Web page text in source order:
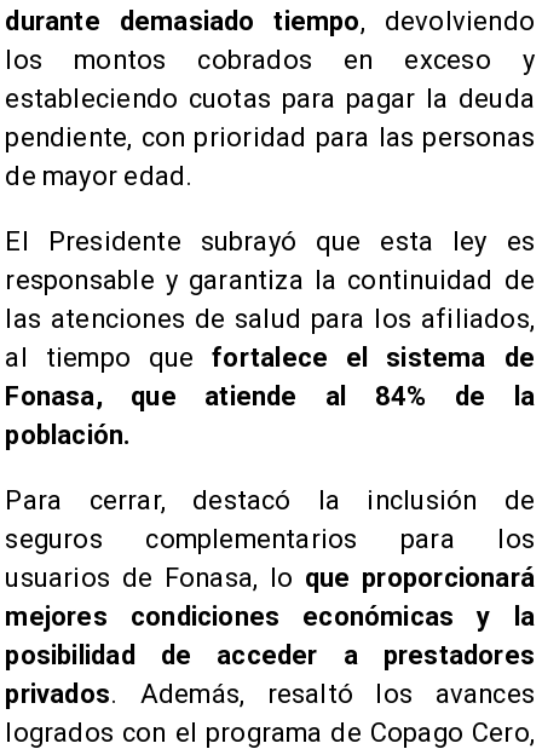
durante demasiado tiempo, devolviendo
los montos cobrados en exceso y
estableciendo cuotas para pagar la deuda
pendiente, con prioridad para las personas
de mayor edad.
El Presidente subrayó que esta ley es
responsable y garantiza la continuidad de
las atenciones de salud para los afiliados,
al tiempo que fortalece el sistema de
Fonasa, que atiende al 84% de la
población.
Para cerrar, destacó la inclusión de
seguros complementarios para los
usuarios de Fonasa, lo que proporcionará
mejores condiciones económicas y la
posibilidad de acceder a prestadores
privados. Además, resaltó los avances
logrados con el programa de Copago Cero,